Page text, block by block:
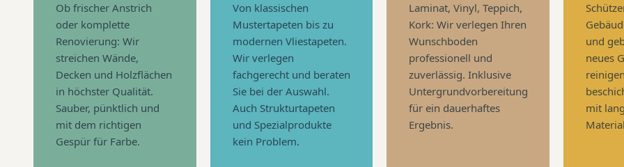
Ob frischer Anstrich
oder komplette
Renovierung: Wir
streichen Wände,
Decken und Holzflächen
in höchster Qualität.
Sauber, pünktlich und
mit dem richtigen
Gespür für Farbe.
Von klassischen
Mustertapeten bis zu
modernen Vliestapeten.
Wir verlegen
fachgerecht und beraten
Sie bei der Auswahl.
Auch Strukturtapeten
und Spezialprodukte
kein Problem.
Laminat, Vinyl, Teppich,
Kork: Wir verlegen Ihren
Wunschboden
professionell und
zuverlässig. Inklusive
Untergrundvorbereitung
für ein dauerhaftes
Ergebnis.
und
neues
mit